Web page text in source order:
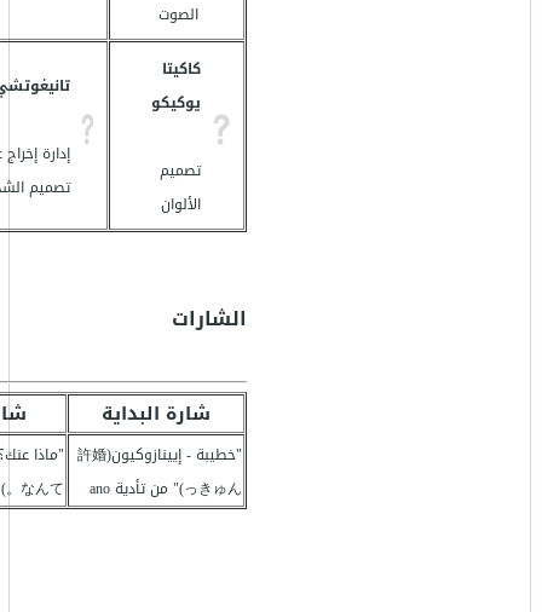
الصوت
كاكيتا
يوكيكو
تصميم
الألوان
إدارة
تصميم
الشارات
شارة البداية
"خطيبة - إيينازوكيون(許婚
っきゅん)" من تأدية ano
なんて。)" من تأدية Riria